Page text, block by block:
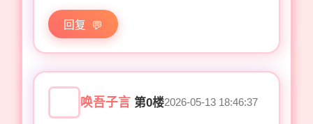
回复
唤吾子言 第0楼2026-05-13 18:46:37